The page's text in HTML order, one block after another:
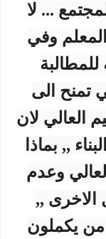
... لا
وفي
تمنح الى
العالي لان
,, بماذا
وعدم
الاخرى ,,
من يكملون